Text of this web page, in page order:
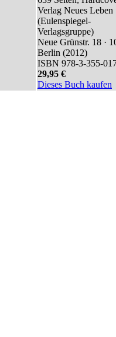
Verlag Neues Leben
(Eulenspiegel-
Verlagsgruppe)
Neue Grünstr. 18 ·
Berlin (2012)
ISBN 978-3-355-
29,95 €
Dieses Buch kaufen